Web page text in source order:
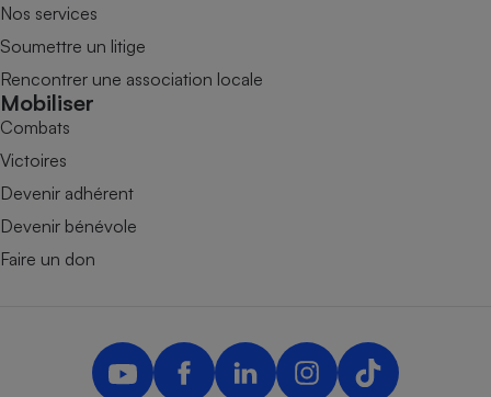
Nos services
Soumettre un litige
Rencontrer une association locale
Mobiliser
Combats
Victoires
Devenir adhérent
Devenir bénévole
Faire un don